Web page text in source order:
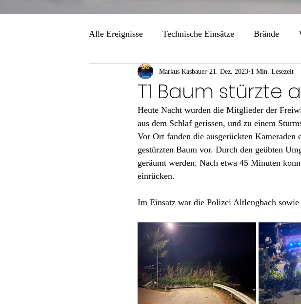
Alle Ereignisse Technische Einsätze Brände
Übungen
T1 Baum stürzte
Markus Kasbauer 21. Dez. 2023 1 Min. Lesezeit
Heute Nacht wurden die Mitglieder der
aus dem Schlaf gerissen, und zu einem
Vor Ort fanden die ausgerückten Kameraden
gestürzten Baum vor. Durch den geübten
geräumt werden. Nach etwa 45 Minuten
einrücken.
Im Einsatz war die Polizei Altlengbach